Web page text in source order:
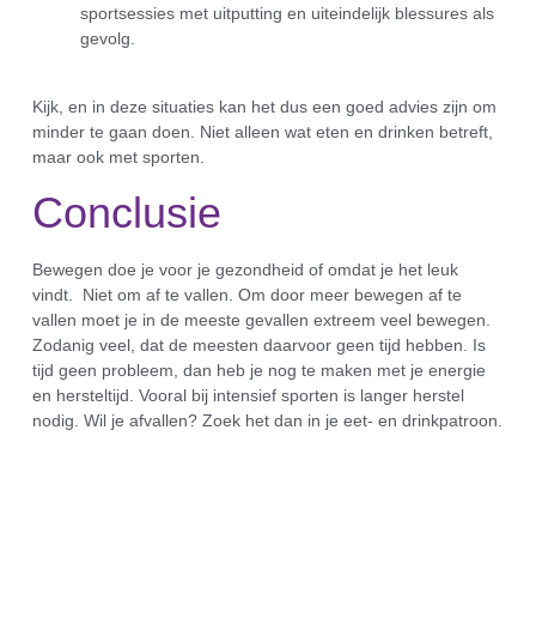
sportsessies met uitputting en uiteindelijk blessures als
gevolg.
Kijk, en in deze situaties kan het dus een goed advies zijn om
minder te gaan doen. Niet alleen wat eten en drinken betreft,
maar ook met sporten.
Conclusie
Bewegen doe je voor je gezondheid of omdat je het leuk
vindt. Niet om af te vallen. Om door meer bewegen af te
vallen moet je in de meeste gevallen extreem veel bewegen.
Zodanig veel, dat de meesten daarvoor geen tijd hebben. Is
tijd geen probleem, dan heb je nog te maken met je energie
en hersteltijd. Vooral bij intensief sporten is langer herstel
nodig. Wil je afvallen? Zoek het dan in je eet- en drinkpatroon.